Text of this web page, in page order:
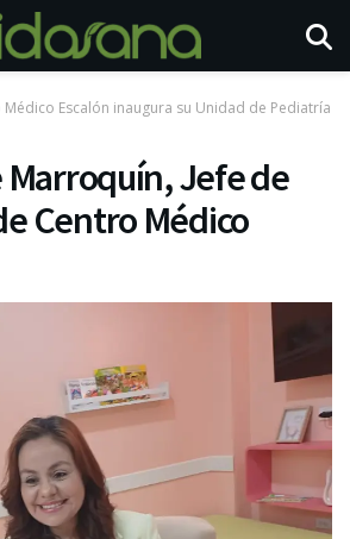
Médico Escalón inaugura su Unidad de Pediatría
Marroquín, Jefe de
Centro Médico